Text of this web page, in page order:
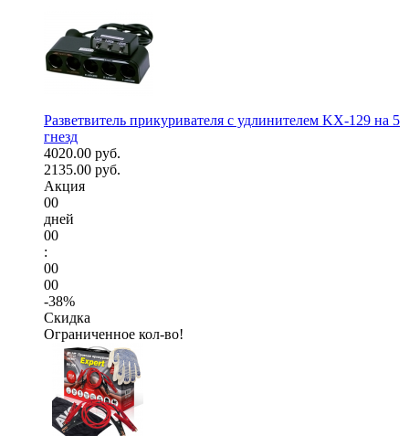
Разветвитель прикуривателя с удлинителем KX-129 на 5
гнезд
4020.00 руб.
2135.00 руб.
Акция
00
дней
00
:
00
00
-38%
Скидка
Ограниченное кол-во!